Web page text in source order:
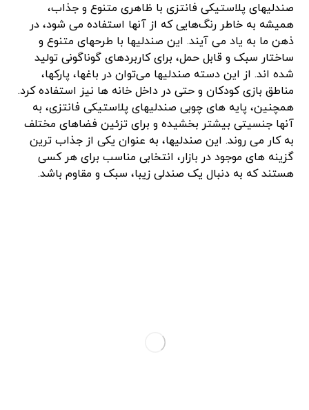
صندلیهای پلاستیکی فانتزی با ظاهری متنوع و جذاب،
همیشه به خاطر رنگ‌هایی که از آنها استفاده می‌ شود، در
ذهن ما به یاد می‌ آیند. این صندلیها با طرحهای متنوع و
ساختار سبک و قابل حمل، برای کاربردهای گوناگونی تولید
شده‌ اند. از این دسته صندلیها می‌توان در باغها، پارکها،
مناطق بازی کودکان و حتی در داخل خانه‌ ها نیز استفاده کرد.
همچنین، پایه‌ های چوبی صندلیهای پلاستیکی فانتزی، به
آنها جنسیتی بیشتر بخشیده و برای تزئین فضاهای مختلف
به کار می‌ روند. این صندلیها، به عنوان یکی از جذاب‌ ترین
گزینه‌ های موجود در بازار، انتخابی مناسب برای هر کسی
هستند که به دنبال یک صندلی زیبا، سبک و مقاوم باشد.